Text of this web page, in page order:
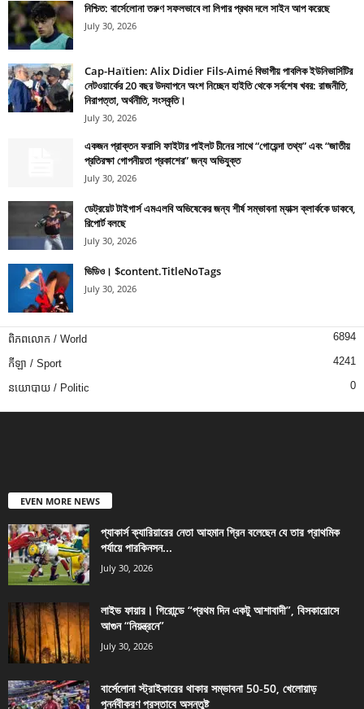
নিশ্চিত: বার্সেলোনা তরুণ সফলভাবে লা লিগার প্রথম দলে সাইন আপ করেছে
July 30, 2026
Cap-Haïtien: Alix Didier Fils-Aimé বিভাগীয় পাবলিক ইউনিভার্সিটির
নেটওয়ার্কের 20 বছর উদযাপনে অংশ নিচ্ছেন হাইতি থেকে সর্বশেষ খবর: রাজনীতি,
নিরাপত্তা, অর্থনীতি, সংস্কৃতি।
July 30, 2026
একজন প্রাক্তন ফরাসি ফাইটার পাইলট চীনের সাথে “গোয়েন্দা তথ্য” এবং “জাতীয়
প্রতিরক্ষা গোপনীয়তা প্রকাশের” জন্য অভিযুক্ত
July 30, 2026
ডেট্রয়েট টাইগার্স এমএলবি অভিষেকের জন্য শীর্ষ সম্ভাবনা ম্যাক্স ক্লার্ককে ডাকবে,
রিপোর্ট বলছে
July 30, 2026
ভিডিও। $content.TitleNoTags
July 30, 2026
ពិភពលោក / World 6894
កីឡា / Sport 4241
នយោបាយ / Politic 0
EVEN MORE NEWS
প্যাকার্স ক্যারিয়ারের নেতা আহমান গ্রিন বলেছেন যে তার প্রাথমিক
পর্যায়ে পারকিনসন...
July 30, 2026
লাইভ ফায়ার। গিরোন্ডে “প্রথম দিন একটু আশাবাদী”, বিসকারোসে
আগুন “নিয়ন্ত্রনে”
July 30, 2026
বার্সেলোনা স্ট্রাইকারের থাকার সম্ভাবনা 50-50, খেলোয়াড়
পুনর্নবীকরণ প্রস্তাবে অসন্তুষ্ট